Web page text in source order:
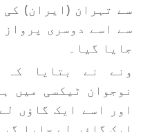
سے تہران (ایران)
سے اسے دوسری
جایا گیا۔
ونے نے بتایا کہ
نوجوان ٹیکسی میں
اور اسے ایک گاؤں